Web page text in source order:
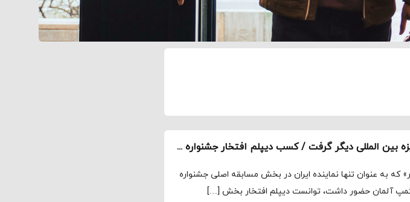
«آکتور» یک جایزه بین المللی دیگر گرفت / کسب دیپلم افتخار جشنواره سرین کمپ آلمان
که به عنوان تنها نماینده ایران در بخش مسابقه اصلی جشنواره
آلمان حضور داشت، توانست دیپلم افتخار بخش […]